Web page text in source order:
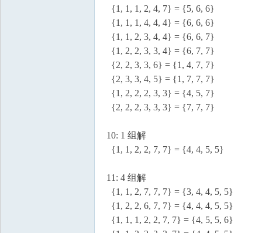
{1, 1, 1, 2, 4, 7} = {5, 6, 6}
{1, 1, 1, 4, 4, 4} = {6, 6, 6}
{1, 1, 2, 3, 4, 4} = {6, 6, 7}
{1, 2, 2, 3, 3, 4} = {6, 7, 7}
{2, 2, 3, 3, 6} = {1, 4, 7, 7}
{2, 3, 3, 4, 5} = {1, 7, 7, 7}
{1, 2, 2, 2, 3, 3} = {4, 5, 7}
{2, 2, 2, 3, 3, 3} = {7, 7, 7}
10: 1 组解
{1, 1, 2, 2, 7, 7} = {4, 4, 5, 5}
11: 4 组解
{1, 1, 2, 7, 7, 7} = {3, 4, 4, 5, 5}
{1, 2, 2, 6, 7, 7} = {4, 4, 4, 5, 5}
{1, 1, 1, 2, 2, 7, 7} = {4, 5, 5, 6}